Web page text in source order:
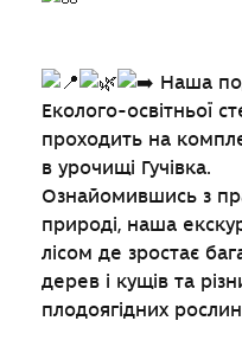
Наша
Еколого-освітньої
проходить на
в урочищі Гучівка.
Ознайомившись з
природі, наша
лісом де зростає
дерев і кущів та
плодоягідних